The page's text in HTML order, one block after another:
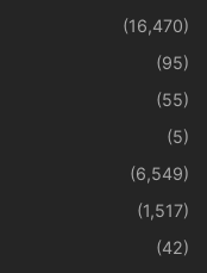
(16,470)
(95)
(55)
(5)
(6,549)
(1,517)
(42)